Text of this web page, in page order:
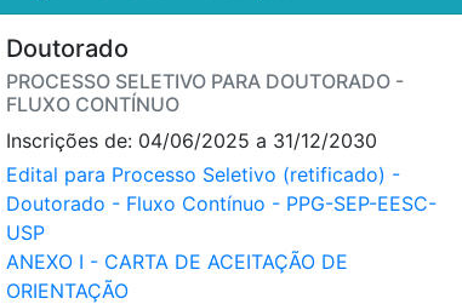
Doutorado
PROCESSO SELETIVO PARA DOUTORADO -
FLUXO CONTÍNUO
Inscrições de: 04/06/2025 a 31/12/2030
Edital para Processo Seletivo (retificado) -
Doutorado - Fluxo Contínuo - PPG-SEP-EESC-
USP
ANEXO I - CARTA DE ACEITAÇÃO DE
ORIENTAÇÃO